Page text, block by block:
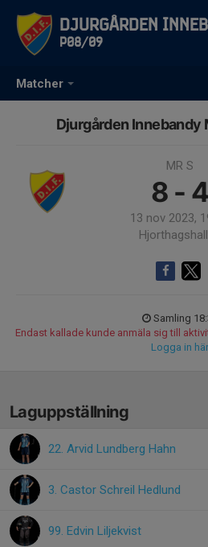
Matcher
Djurgården
P08/09
Djurgården Innebandy
MR S
8 - 4
13 nov 2023,
Samling
Endast kallade kunde anmäla sig till
Logga in här
Laguppställning
22. Arvid Lundberg Hahn
3. Castor Schreil Hedlund
99. Edvin Liljekvist